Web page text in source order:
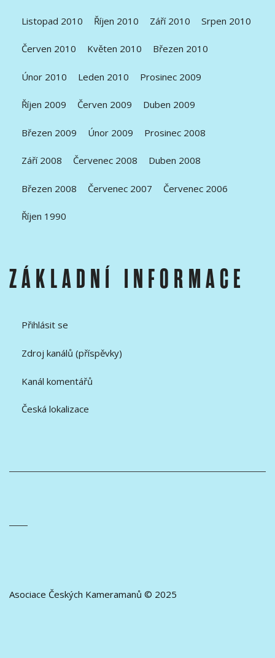
Listopad 2010 Říjen 2010 Září 2010 Srpen 2010
Červen 2010 Květen 2010 Březen 2010
Únor 2010 Leden 2010 Prosinec 2009
Říjen 2009 Červen 2009 Duben 2009
Březen 2009 Únor 2009 Prosinec 2008
Září 2008 Červenec 2008 Duben 2008
Březen 2008 Červenec 2007 Červenec 2006
Říjen 1990
ZÁKLADNÍ INFORMACE
Přihlásit se
Zdroj kanálů (příspěvky)
Kanál komentářů
Česká lokalizace
Asociace Českých Kameramanů © 2025